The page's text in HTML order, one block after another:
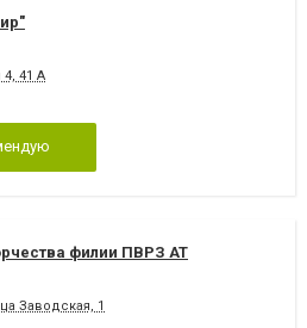
41 А
филии ПВРЗ АТ
Заводская, 1